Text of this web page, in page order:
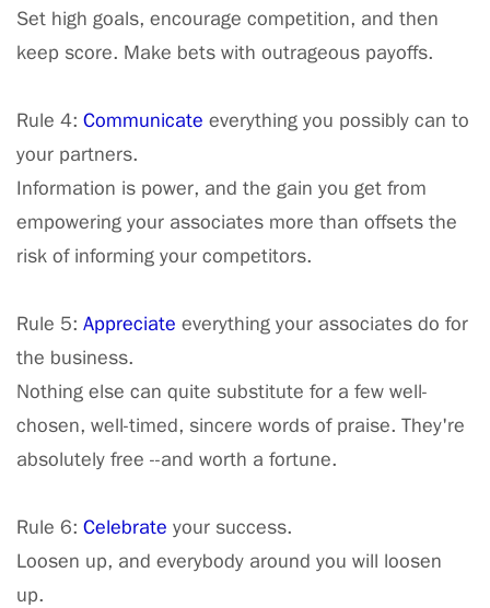
Set high goals, encourage competition, and then
keep score. Make bets with outrageous payoffs.
Rule 4: Communicate everything you possibly can to
your partners.
Information is power, and the gain you get from
empowering your associates more than offsets the
risk of informing your competitors.
Rule 5: Appreciate everything your associates do for
the business.
Nothing else can quite substitute for a few well-
chosen, well-timed, sincere words of praise. They're
absolutely free --and worth a fortune.
Rule 6: Celebrate your success.
Loosen up, and everybody around you will loosen
up.